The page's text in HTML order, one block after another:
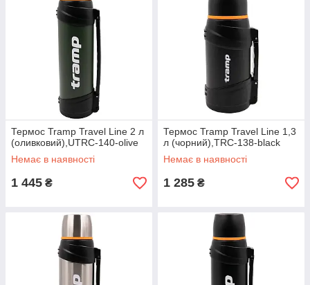
Термос Tramp Travel Line 2 л
(оливковий),UTRC-140-olive
Немає в наявності
1 445 ₴
Термос Tramp Travel Line 1,3
л (чорний),TRC-138-black
Немає в наявності
1 285 ₴